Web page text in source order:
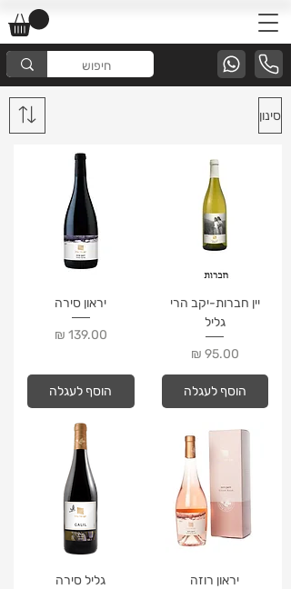
סינון
יין חברות-יקב הרי
גליל
מחיר
הוסף לעגלה
יראון סירה
מחיר
הוסף לעגלה
יראון רוזה גליל סירה